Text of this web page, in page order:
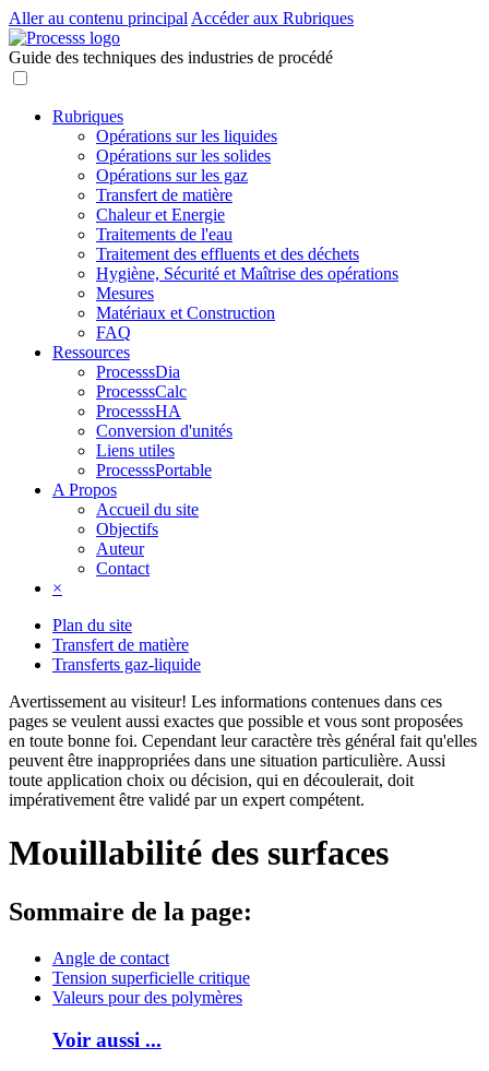
Aller au contenu principal Accéder aux Rubriques
Guide des techniques des industries de procédé
Rubriques
Opérations sur les liquides
Opérations sur les solides
Opérations sur les gaz
Transfert de matière
Chaleur et Energie
Traitements de l'eau
Traitement des effluents et des déchets
Hygiène, Sécurité et Maîtrise des opérations
Mesures
Matériaux et Construction
FAQ
Ressources
ProcesssDia
ProcesssCalc
ProcesssHA
Conversion d'unités
Liens utiles
ProcesssPortable
A Propos
Accueil du site
Objectifs
Auteur
Contact
×
Plan du site
Transfert de matière
Transferts gaz-liquide
Avertissement au visiteur! Les informations contenues dans ces
pages se veulent aussi exactes que possible et vous sont proposées
en toute bonne foi. Cependant leur caractère très général fait qu'elles
peuvent être inappropriées dans une situation particulière. Aussi
toute application choix ou décision, qui en découlerait, doit
impérativement être validé par un expert compétent.
Mouillabilité des surfaces
Sommaire de la page:
Angle de contact
Tension superficielle critique
Valeurs pour des polymères
Voir aussi ...